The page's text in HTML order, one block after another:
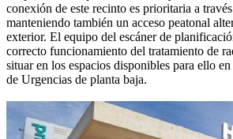
conexión de este recinto es prioritaria a
manteniendo también un acceso peatonal
exterior. El equipo del escáner de
correcto funcionamiento del tratamiento de
situar en los espacios disponibles para ello
de Urgencias de planta baja.